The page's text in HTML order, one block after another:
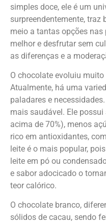
simples doce, ele é um
surpreendentemente, traz
meio a tantas opções nas
melhor e desfrutar sem
as diferenças e a
O chocolate evoluiu
Atualmente, há uma
paladares e
mais saudável. Ele
acima de 70%), menos
rico em antioxidantes,
leite é o mais popular,
leite em pó ou
e sabor adocicado o
teor calórico.
O chocolate branco,
sólidos de cacau, sendo